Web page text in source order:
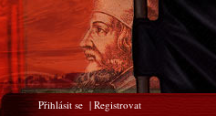
Přihlásit se | Registrovat